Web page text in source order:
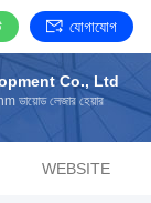
যোগাযোগ
Co., Ltd
ডায়োড লেজার হেয়ার
WEBSITE